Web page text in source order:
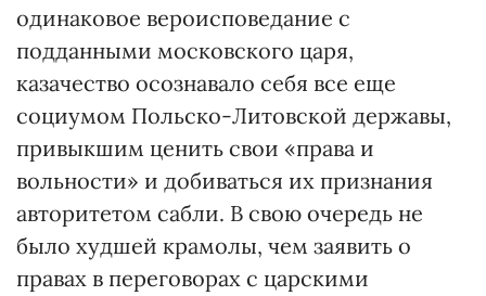
одинаковое вероисповедание с
подданными московского царя,
казачество осознавало себя все еще
социумом Польско-Литовской державы,
привыкшим ценить свои «права и
вольности» и добиваться их признания
авторитетом сабли. В свою очередь не
было худшей крамолы, чем заявить о
правах в переговорах с царскими